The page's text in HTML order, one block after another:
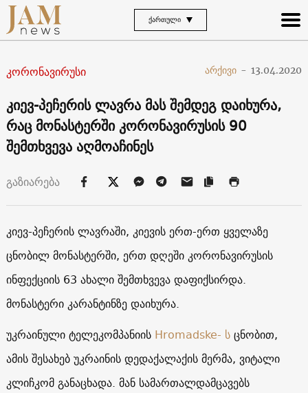
ᲥᲐᲠᲗᲣᲚᲘ
კორონავირუსი არქივი - 13.04.2020
კიევ-პეჩერის ლავრა მას შემდეგ დაიხურა,
რაც მონასტერში კორონავირუსის 90
შემთხვევა აღმოაჩინეს
გაზიარება
კიევ-პეჩერის ლავრაში, კიევის ერთ-ერთ ყველაზე
ცნობილ მონასტერში, ერთ დღეში კორონავირუსის
ინფექციის 63 ახალი შემთხვევა დაფიქსირდა.
მონასტერი კარანტინზე დაიხურა.
უკრაინული ტელეკომპანიის Нromadske- სცნობით,
ამის შესახებ უკრაინის დედაქალაქის მერმა, ვიტალი
კლიჩკომ განაცხადა. მან სამართალდამცავებს